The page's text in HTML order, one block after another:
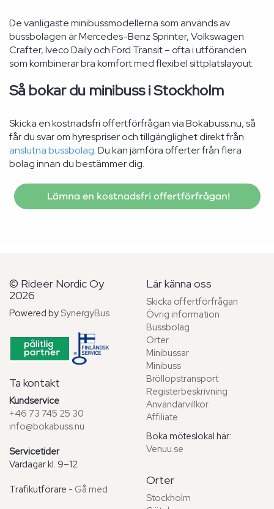
De vanligaste minibussmodellerna som används av
bussbolagen är Mercedes-Benz Sprinter, Volkswagen
Crafter, Iveco Daily och Ford Transit – ofta i utföranden
som kombinerar bra komfort med flexibel sittplatslayout.
Så bokar du minibuss i Stockholm
Skicka en kostnadsfri offertförfrågan via Bokabuss.nu, så
får du svar om hyrespriser och tillgänglighet direkt från
anslutna bussbolag. Du kan jämföra offerter från flera
bolag innan du bestämmer dig.
Lämna en kostnadsfri offertförfrågan!
© Rideer Nordic Oy
2026
Powered by SynergyBus
Ta kontakt
Kundservice
+46 73 745 25 30
info@bokabuss.nu
Servicetider
Vardagar kl. 9–12
Trafikutförare - Gå med
Lär känna oss
Skicka offertförfrågan
Övrig information
Bussbolag
Orter
Minibussar
Minibuss
Bröllopstransport
Registerbeskrivning
Användarvillkor
Affiliate
Boka möteslokal här:
Venuu.se
Orter
Stockholm